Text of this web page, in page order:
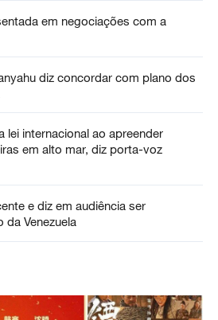
em negociações com a
diz concordar com plano dos
lei internacional ao apreender
em alto mar, diz porta-voz
e diz em audiência ser
da Venezuela